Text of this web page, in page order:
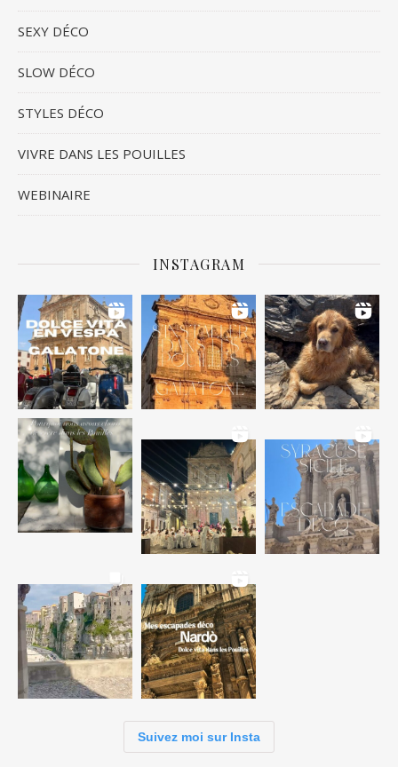
SEXY DÉCO
SLOW DÉCO
STYLES DÉCO
VIVRE DANS LES POUILLES
WEBINAIRE
INSTAGRAM
Suivez moi sur Insta